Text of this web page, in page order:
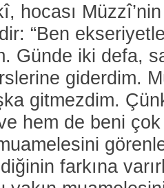
hocası Müzzî’nin
“Ben
Günde iki defa,
giderdim.
gitmezdim.
hem de beni
farkına